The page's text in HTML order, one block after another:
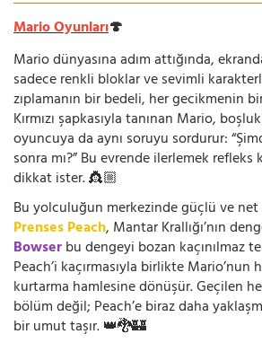
Mario Oyunları🍄
Mario dünyasına adım attığında,
sadece renkli bloklar ve sevimli
zıplamanın bir bedeli, her gecikmenin
Kırmızı şapkasıyla tanınan Mario,
oyuncuya da aynı soruyu sordurur:
sonra mı?” Bu evrende ilerlemek refleks
dikkat ister. 👸🏼
Bu yolculuğun merkezinde güçlü ve
Prenses Peach, Mantar Krallığı’nın
Bowserbu dengeyi bozan kaçınılmaz
Peach’i kaçırmasıyla birlikte Mario’nun
kurtarma hamlesine dönüşür. Geçilen
bölüm değil; Peach’e biraz daha
bir umut taşır. 👑🐉🏰